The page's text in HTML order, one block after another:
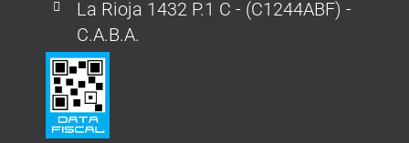
La Rioja 1432 P.1 C - (C1244ABF) -
C.A.B.A.